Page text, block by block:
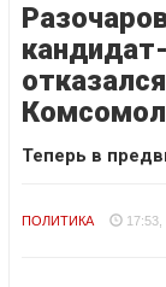
Теперь в
ПОЛИТИКА 17:53,